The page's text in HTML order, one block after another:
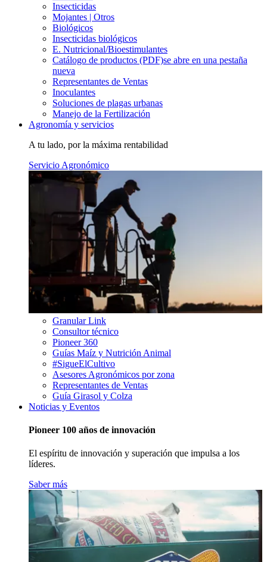
Insecticidas
Mojantes | Otros
Biológicos
Insecticidas biológicos
E. Nutricional/Bioestimulantes
Catálogo de productos (PDF)se abre en una pestaña
nueva
Representantes de Ventas
Inoculantes
Soluciones de plagas urbanas
Manejo de la Fertilización
Agronomía y servicios
A tu lado, por la máxima rentabilidad
Servicio Agronómico
Granular Link
Consultor técnico
Pioneer 360
Guías Maíz y Nutrición Animal
#SigueElCultivo
Asesores Agronómicos por zona
Representantes de Ventas
Guía Girasol y Colza
Noticias y Eventos
Pioneer 100 años de innovación
El espíritu de innovación y superación que impulsa a los
líderes.
Saber más